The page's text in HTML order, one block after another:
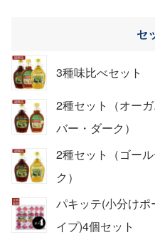
セ
3種味比べセット
2種セット（オー
バー・ダーク）
2種セット（ゴー
ク）
パキッテ(小分けポ
イプ)4個セット